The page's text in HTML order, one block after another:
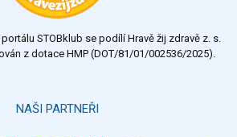
STOBklub se podílí Hravě žij zdravě z. s.
z dotace HMP (DOT/81/01/002536/2025).
NAŠI PARTNEŘI